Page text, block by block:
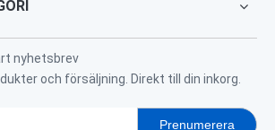
nyhetsbrev
och försäljning. Direkt till din inkorg.
Prenumerera